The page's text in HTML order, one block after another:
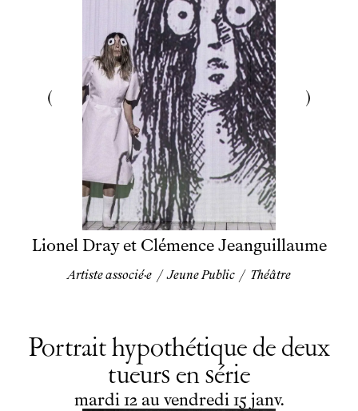
Lionel Dray et Clémence Jeanguillaume
Artiste associé·e / Jeune Public / Théâtre
Portrait hypothétique de deux
tueurs en série
du
mardi
mardi 12 au au
vendredi
vendredi 15 janvier
janv.